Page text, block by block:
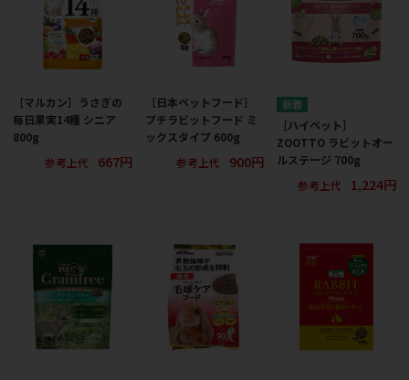
［マルカン］うさぎの
毎日果実14種 シニア
800g
参考上代
667円
［日本ペットフード］
プチラビットフード ミ
ックスタイプ 600g
参考上代
900円
［ハイペット］
ZOOTTO ラビットオー
ルステージ 700g
参考上代
1,224円